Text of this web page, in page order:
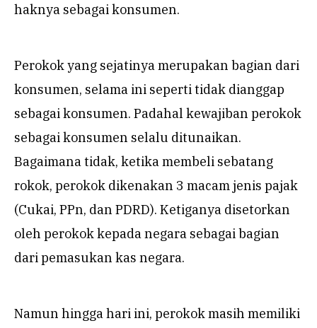
haknya sebagai konsumen.
Perokok yang sejatinya merupakan bagian dari
konsumen, selama ini seperti tidak dianggap
sebagai konsumen. Padahal kewajiban perokok
sebagai konsumen selalu ditunaikan.
Bagaimana tidak, ketika membeli sebatang
rokok, perokok dikenakan 3 macam jenis pajak
(Cukai, PPn, dan PDRD). Ketiganya disetorkan
oleh perokok kepada negara sebagai bagian
dari pemasukan kas negara.
Namun hingga hari ini, perokok masih memiliki